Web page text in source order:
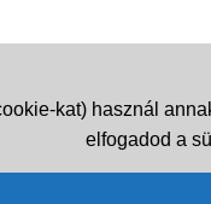
kat) használ
elfogadod a